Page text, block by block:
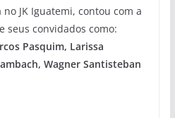
JK Iguatemi, contou com a
seus convidados como:
Pasquim, Larissa
Wagner Santisteban